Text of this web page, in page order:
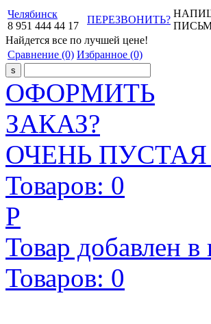
Челябинск
8 951 444 44 17
ПЕРЕЗВОНИТЬ?
Найдется все по лучшей цене!
Сравнение (0) Избранное (0)
ОФОРМИТЬ
ЗАКАЗ?
ОЧЕНЬ
Товаров: 0
Р
Товар добавлен в
Товаров: 0